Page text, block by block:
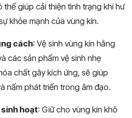
giúp cải thiện tình trạng khí hư
khỏe mạnh của vùng kín.
cách: Vệ sinh vùng kín hằng
các sản phẩm vệ sinh nhẹ
chất gây kích ứng, sẽ giúp
nấm phát triển trong âm đạo.
hoạt: Giữ cho vùng kín khô